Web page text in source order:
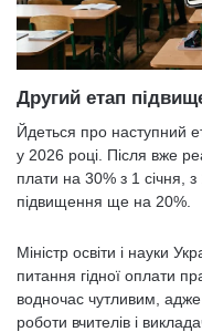
Другий етап
Йдеться про наступний
у 2026 році. Після вже
плати на 30% з 1 січня,
підвищення ще на 20%.
Міністр освіти і науки
питання гідної оплати
водночас чутливим,
роботи вчителів і